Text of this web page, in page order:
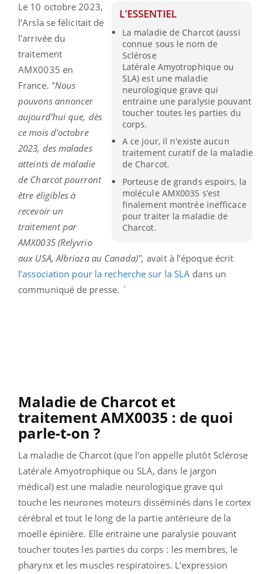
L'ESSENTIEL
La maladie de Charcot (aussi
connue sous le nom de
Sclérose
Latérale Amyotrophique ou
SLA) est une maladie
neurologique grave qui
entraine une paralysie pouvant
toucher toutes les parties du
corps.
A ce jour, il n'existe aucun
traitement curatif de la maladie
de Charcot.
Porteuse de grands espoirs, la
molécule AMX0035 s’est
finalement montrée inefficace
pour traiter la maladie de
Charcot.
Le 10 octobre 2023,
l’Arsla se félicitait de
l’arrivée du
traitement
AMX0035 en
France. "Nous
pouvons annoncer
aujourd’hui que, dès
ce mois d’octobre
2023, des malades
atteints de maladie
de Charcot pourront
être éligibles à
recevoir un
traitement par
AMX0035 (Relyvrio
aux USA, Albrioza au Canada)", avait à l’époque écrit
l’association pour la recherche sur la SLA dans un
communiqué de presse. `
Maladie de Charcot et
traitement AMX0035 : de quoi
parle-t-on ?
La maladie de Charcot (que l'on appelle plutôt Sclérose
Latérale Amyotrophique ou SLA, dans le jargon
médical) est une maladie neurologique grave qui
touche les neurones moteurs disséminés dans le cortex
cérébral et tout le long de la partie antérieure de la
moelle épinière. Elle entraine une paralysie pouvant
toucher toutes les parties du corps : les membres, le
pharynx et les muscles respiratoires. L’expression